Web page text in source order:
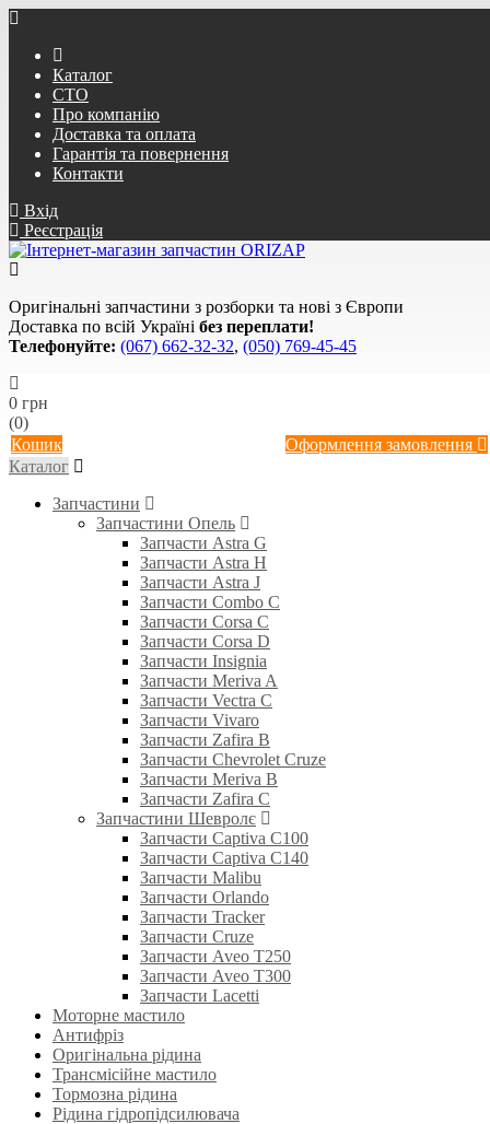
Каталог
СТО
Про компанію
Доставка та оплата
Гарантія та повернення
Контакти
Вхід
Реєстрація
Оригінальні запчастини з розборки та нові з Європи
Доставка по всій Україні без переплати!
Телефонуйте: (067) 662-32-32, (050) 769-45-45
0 грн
(0)
Кошик
Оформлення замовлення
Каталог
Запчастини
Запчастини Опель
Запчасти Astra G
Запчасти Astra H
Запчасти Astra J
Запчасти Combo C
Запчасти Corsa C
Запчасти Corsa D
Запчасти Insignia
Запчасти Meriva A
Запчасти Vectra C
Запчасти Vivaro
Запчасти Zafira B
Запчасти Chevrolet Cruze
Запчасти Meriva B
Запчасти Zafira C
Запчастини Шевролє
Запчасти Captiva C100
Запчасти Captiva C140
Запчасти Malibu
Запчасти Orlando
Запчасти Tracker
Запчасти Cruze
Запчасти Aveo T250
Запчасти Aveo T300
Запчасти Lacetti
Моторне мастило
Антифріз
Оригінальна рідина
Трансмісійне мастило
Тормозна рідина
Рідина гідропідсилювача